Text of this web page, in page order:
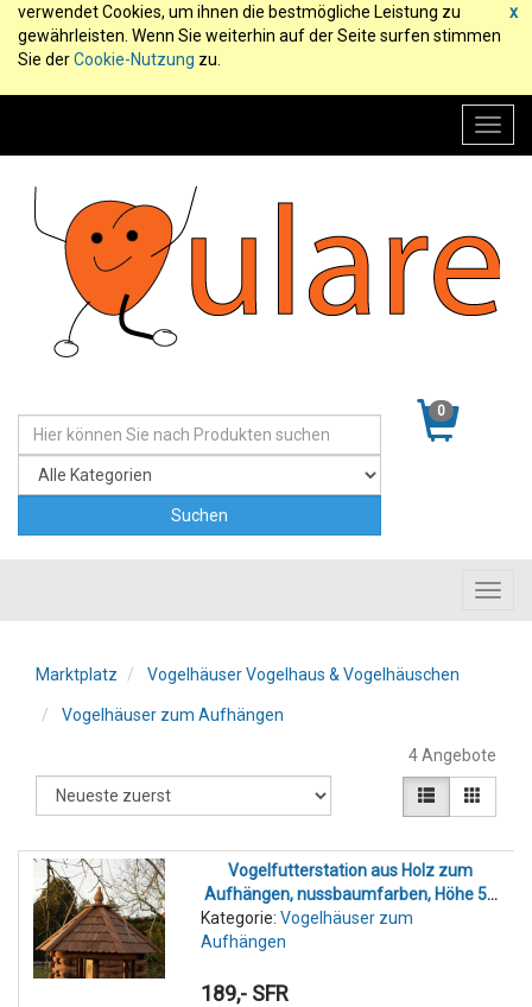
x
verwendet Cookies, um ihnen die bestmögliche Leistung zu
gewährleisten. Wenn Sie weiterhin auf der Seite surfen stimmen
Sie derCookie-Nutzung zu.
0
Marktplatz Vogelhäuser Vogelhaus & Vogelhäuschen
Vogelhäuser zum Aufhängen
4 Angebote
Vogelfutterstation aus Holz zum
Aufhängen, nussbaumfarben, Höhe 52
cm, Ø 65 cm
Kategorie: Vogelhäuser zum
Aufhängen
189,- SFR